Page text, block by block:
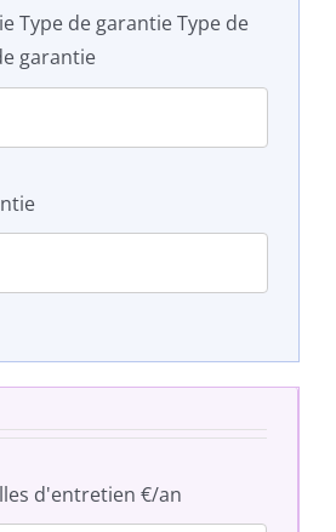
Type de garantie Type de
garantie
d'entretien €/an